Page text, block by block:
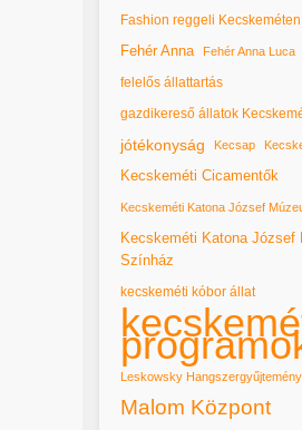
Fashion reggeli Kecskeméten
Fehér Anna Fehér Anna Luca
felelős állattartás
gazdikereső állatok
jótékonyság Kecsap
Kecskeméti Cicamentők
Kecskeméti Katona József
Kecskeméti Katona József
Színház
kecskeméti kóbor állat
Leskowsky Hangszergyűjtemény
Malom Központ